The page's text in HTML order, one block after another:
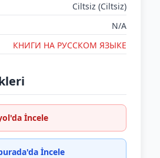
Ciltsiz (Ciltsiz)
N/A
КНИГИ НА РУССКОМ ЯЗЫКЕ
İncele
İncele